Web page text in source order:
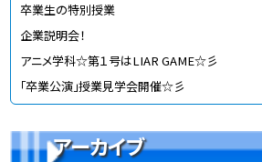
卒業生の特別授業
企業説明会！
アニメ学科☆第１号はLIAR GAME☆彡
「卒業公演」授業見学会開催☆彡
アーカイブ